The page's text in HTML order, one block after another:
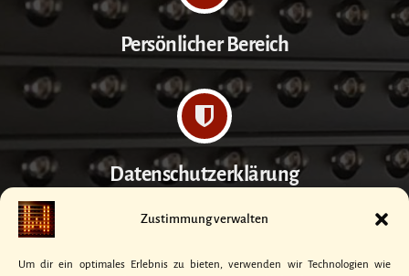
Zustimmung verwalten
Um dir ein optimales Erlebnis zu bieten, verwenden wir Technologien wie
Persönlicher Bereich
Datenschutzerklärung